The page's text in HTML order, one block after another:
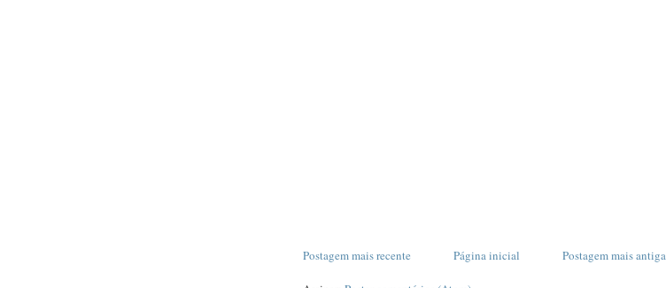
Postagem mais recente Postagem mais antiga
Página inicial